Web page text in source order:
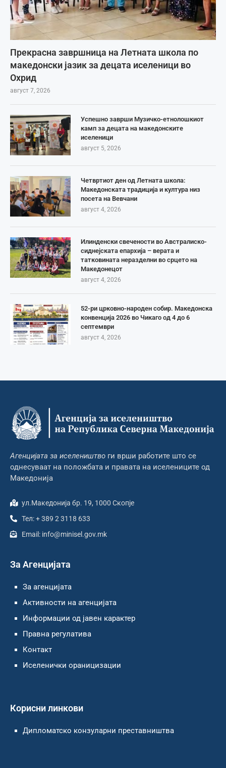
Прекрасна завршница на Летната школа по
македонски јазик за децата иселеници во
Охрид
август 7, 2026
Успешно заврши Музичко-етнолошкиот
камп за децата на македонските
иселеници
август 5, 2026
Четвртиот ден од Летната школа:
Македонската традиција и култура низ
посета на Вевчани
август 4, 2026
Илинденски свечености во Австралиско-
сиднејската епархија – верата и
татковината неразделни во срцето на
Македонецот
август 4, 2026
52-ри црковно-народен собир. Македонска
конвенција 2026 во Чикаго од 4 до 6
септември
август 4, 2026
Агенцијата за иселеништво ги врши работите што се
однесуваат на положбата и правата на иселениците од
Македонија
ул.Македонија бр. 19, 1000 Скопје
Тел: + 389 2 3118 633
Email: info@minisel.gov.mk
За Агенцијата
За агенцијата
Активности на агенцијата
Информации од јавен карактер
Правна регулатива
Контакт
Иселенички ораницизации
Корисни линкови
Дипломатско конзуларни преставништва